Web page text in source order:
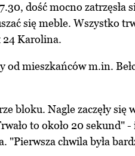
dość mocno zatrzęsła
się meble. Wszystko
24 Karolina.
od mieszkańców m.in.
bloku. Nagle zaczęły się
to około 20 sekund"
"Pierwsza chwila była